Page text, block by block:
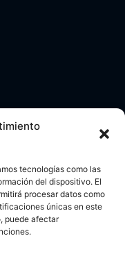
tecnologías como las
del dispositivo. El
procesar datos como
únicas en este
puede afectar